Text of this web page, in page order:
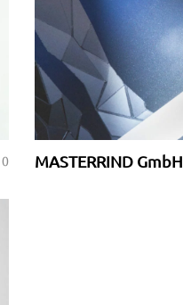
0 MASTERRIND GmbH